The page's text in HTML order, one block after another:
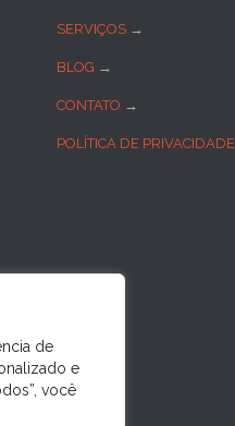
de
e
você
SERVIÇOS →
BLOG →
CONTATO →
POLÍTICA DE PRIVACIDADE